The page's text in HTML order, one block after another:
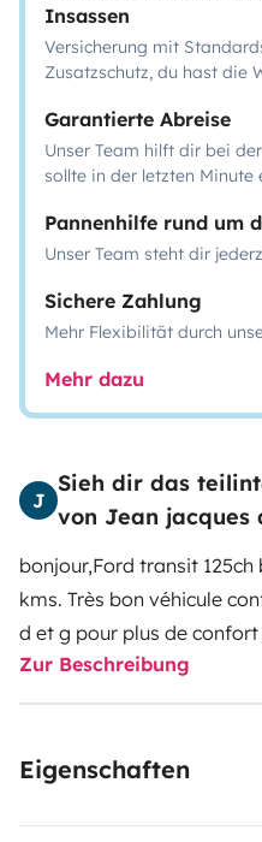
Insassen
Versicherung mit
Zusatzschutz, du hast die
Garantierte Abreise
Unser Team hilft dir bei
sollte in der letzten Minute
Pannenhilfe rund um
Unser Team steht dir
Sichere Zahlung
Mehr Flexibilität durch
Mehr dazu
J
Sieh dir das
von Jean jacques
bonjour,Ford transit
kms. Très bon véhicule
d et g pour plus de confort et espace pour le
repas.Grand soute ou on peut mettre un
90cm sur 190 ou les vélos qui évite le porte vélo
Store et grand tapis de
Zur Beschreibung
Eigenschaften